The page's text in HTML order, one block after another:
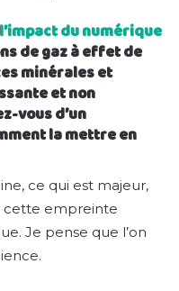
l’impact du numérique
de gaz à effet de
minérales et
et non
vous d’un
la mettre en
ce qui est majeur,
cette empreinte
Je pense que l’on